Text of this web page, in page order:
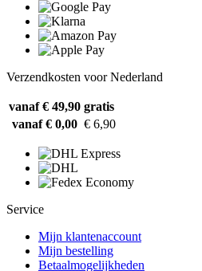
Verzendkosten voor Nederland
vanaf € 49,90 gratis
vanaf € 0,00 € 6,90
Service
Mijn klantenaccount
Mijn bestelling
Betaalmogelijkheden